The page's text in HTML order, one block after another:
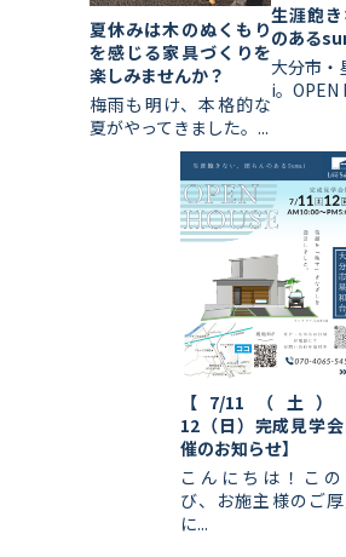
夏休みは木のぬくもり
を感じる家具づくりを
楽しみませんか？
梅雨も明け、本格的な
夏がやってきました。...
生涯飽
のある
大分市・
i。OPEN
【7/11（土）
12（日）完成見学
催のお知らせ】
こんにちは！この
び、お施主様のご
に...